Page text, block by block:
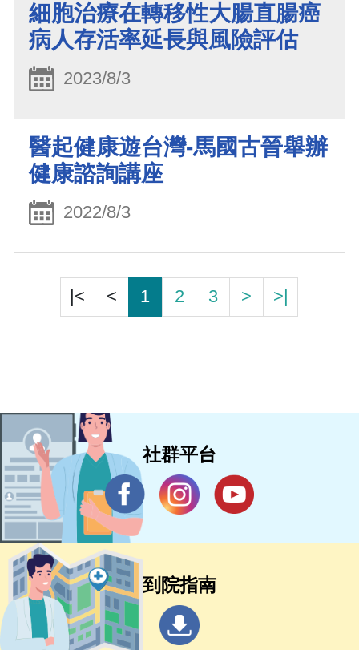
細胞治療在轉移性大腸直腸癌
病人存活率延長與風險評估
2023/8/3
醫起健康遊台灣-馬國古晉舉辦
健康諮詢講座
2022/8/3
|< < 1 2 3 > >|
社群平台
到院指南